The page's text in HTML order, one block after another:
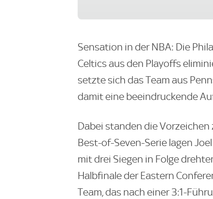
Sensation in der NBA: Die
Celtics aus den Playoffs
setzte sich das Team aus
damit eine beeindruckende
Dabei standen die
Best-of-Seven-Serie lagen
mit drei Siegen in Folge
Halbfinale der Eastern
Team, das nach einer 3:1-